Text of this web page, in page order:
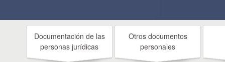
Documentación de las
personas jurídicas
Otros documentos
personales